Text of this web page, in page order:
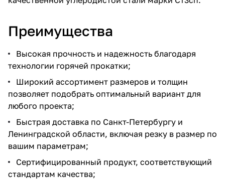
Преимущества
Высокая прочность и надежность благодаря
технологии горячей прокатки;
Широкий ассортимент размеров и толщин
позволяет подобрать оптимальный вариант для
любого проекта;
Быстрая доставка по Санкт-Петербургу и
Ленинградской области, включая резку в размер по
вашим параметрам;
Сертифицированный продукт, соответствующий
стандартам качества;